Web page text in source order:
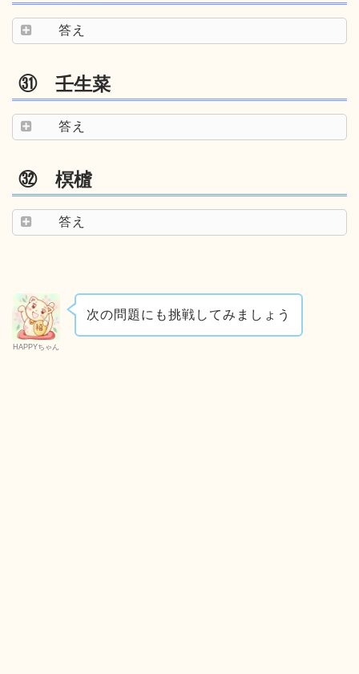
答え
㉛ 壬生菜
答え
㉜ 榠樝
答え
HAPPYちゃん
次の問題にも挑戦してみましょう